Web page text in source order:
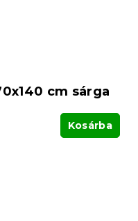
cm sárga
Kosárba